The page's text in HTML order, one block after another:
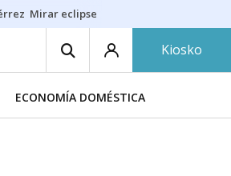
Mirar eclipse
Kiosko
ECONOMÍA DOMÉSTICA